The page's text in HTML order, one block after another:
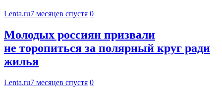
Lenta.ru7 месяцев спустя 0
Молодых россиян призвали
не торопиться за полярный круг ради
жилья
Lenta.ru7 месяцев спустя 0